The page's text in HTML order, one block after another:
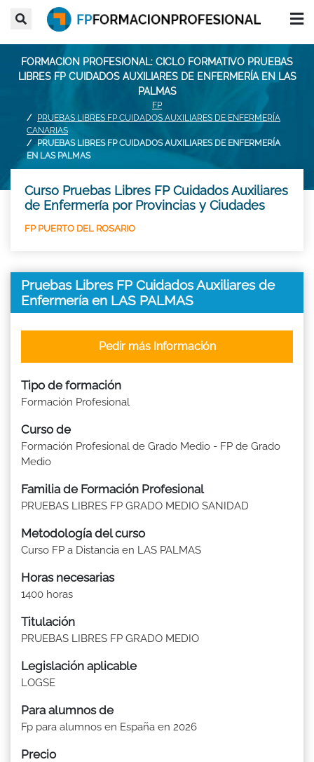
FORMACION PROFESIONAL: CICLO FORMATIVO PRUEBAS
LIBRES FP CUIDADOS AUXILIARES DE ENFERMERÍA EN LAS
PALMAS
FP
PRUEBAS LIBRES FP CUIDADOS AUXILIARES DE ENFERMERÍA
CANARIAS
PRUEBAS LIBRES FP CUIDADOS AUXILIARES DE ENFERMERÍA
EN LAS PALMAS
Curso Pruebas Libres FP Cuidados Auxiliares
de Enfermería por Provincias y Ciudades
FP PUERTO DEL ROSARIO
Pruebas Libres FP Cuidados Auxiliares de
Enfermería en LAS PALMAS
Tipo de formación
Formación Profesional
Curso de
Formación Profesional de Grado Medio - FP de Grado
Medio
Familia de Formación Profesional
PRUEBAS LIBRES FP GRADO MEDIO SANIDAD
Metodología del curso
Curso FP a Distancia en LAS PALMAS
Horas necesarias
1400 horas
Titulación
PRUEBAS LIBRES FP GRADO MEDIO
Legislación aplicable
LOGSE
Para alumnos de
Fp para alumnos en España en 2026
Precio
Pedir más Información